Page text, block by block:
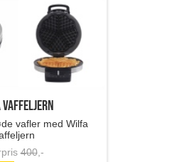
vaffeljern
vafler med Wilfa
400,-